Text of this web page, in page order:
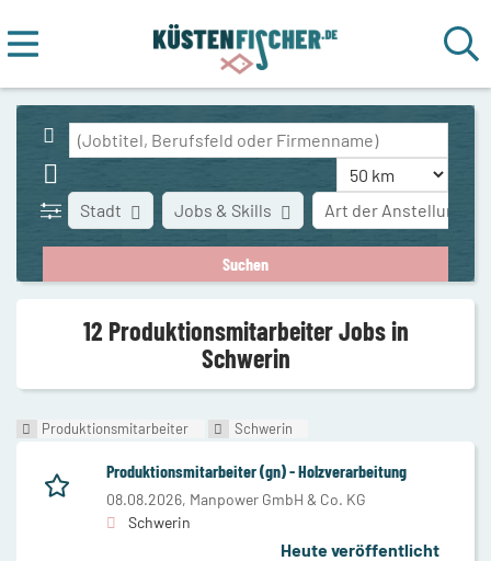
Stadt Art der Anstellung
Jobs & Skills
12 Produktionsmitarbeiter Jobs in
Schwerin
Produktionsmitarbeiter Schwerin
Produktionsmitarbeiter (gn) - Holzverarbeitung
08.08.2026, Manpower GmbH & Co. KG
Schwerin
Heute veröffentlicht